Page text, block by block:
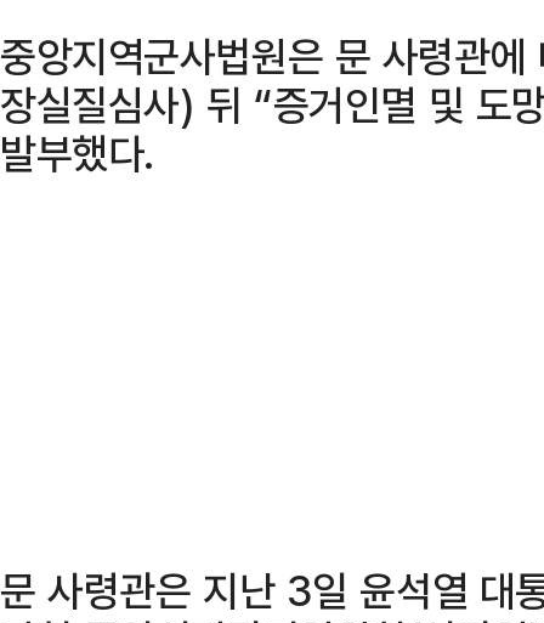
중앙지역군사법원은 문 사령관
장실질심사) 뒤 “증거인멸 및 도
발부했다.
문 사령관은 지난 3일 윤석열 대